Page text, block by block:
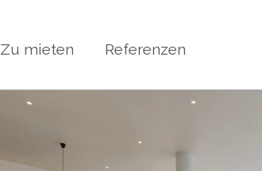
Zu mieten Referenzen